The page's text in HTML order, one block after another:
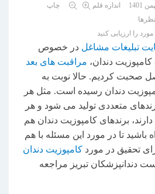
اندازه قلم
چاپ
نظرها
مورد را ارزیابی کنید
تبلیغات مشاغل در خصوص
دندان، مراقبت های بعد
صحبت کردیم. حالا نوبت به
دندان رسیده است. مثل هر
متعددی تولید می شود و هر
برندهای کامپوزیت دندان هم
باشید تا در مورد این مسئله با هم
تحقیق در مورد کامپوزیت دندان
دندانپزشکان تبریز مراجعه